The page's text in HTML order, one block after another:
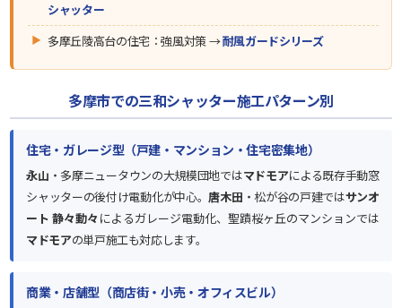
シャッター
多摩丘陵高台の住宅：強風対策 →耐風ガードシリーズ
多摩市での三和シャッター施工パターン別
住宅・ガレージ型（戸建・マンション・住宅密集地）
永山 ・多摩ニュータウンの大規模団地ではマドモアによる既存手動窓
シャッターの後付け電動化が中心。唐木田 ・松が谷の戸建ではサンオ
ート 静々動々 によるガレージ電動化、聖蹟桜ヶ丘のマンションでは
マドモアの単戸施工も対応します。
商業・店舗型（商店街・小売・オフィスビル）